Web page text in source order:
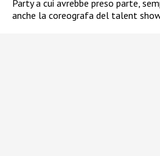
Party a cui avrebbe preso parte,
anche la coreografa del talent